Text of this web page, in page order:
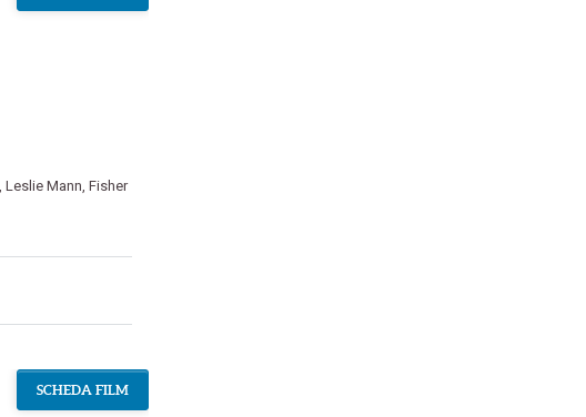
Leslie Mann Fisher
SCHEDA FILM